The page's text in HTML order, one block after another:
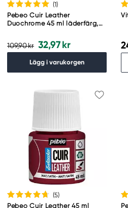
(1)
Pebeo Cuir Leather
Duochrome 45 ml läderfärg,
109,90 kr 32,97 kr
Lägg i varukorgen
(5)
Pebeo Cuir Leather 45 ml